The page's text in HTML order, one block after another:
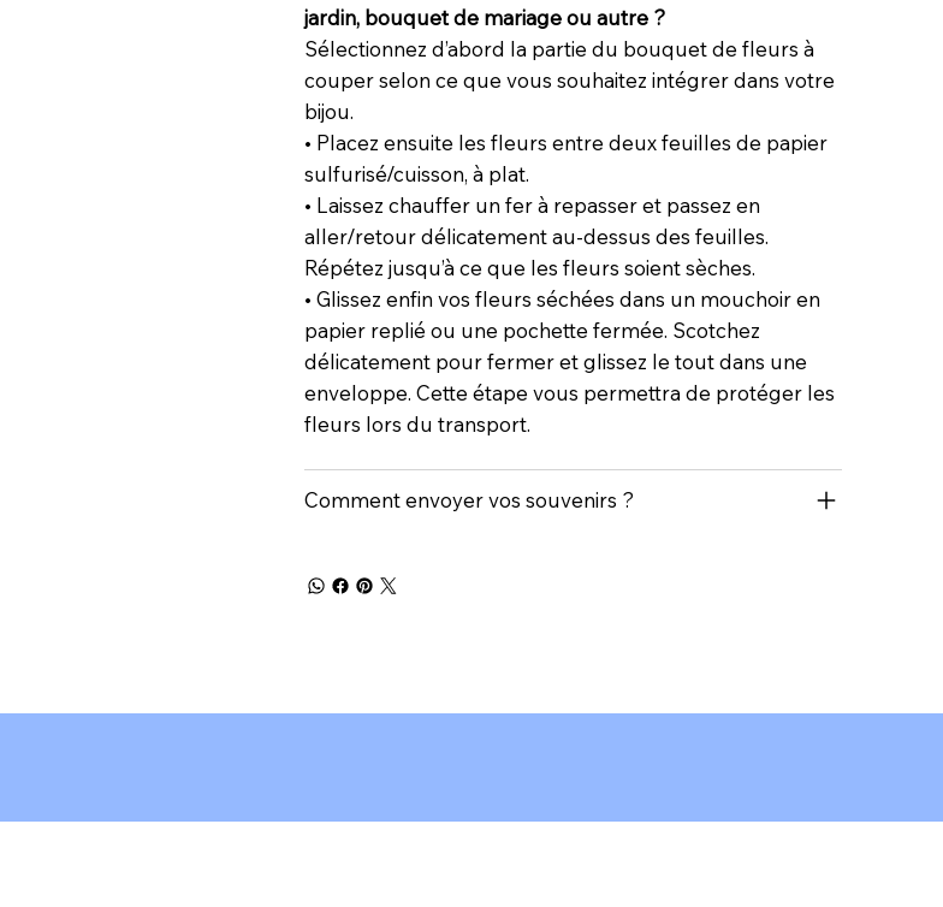
jardin, bouquet de mariage ou autre ?
Sélectionnez d’abord la partie du bouquet de fleurs à
couper selon ce que vous souhaitez intégrer dans votre
bijou.
• Placez ensuite les fleurs entre deux feuilles de papier
sulfurisé/cuisson, à plat.
• Laissez chauffer un fer à repasser et passez en
aller/retour délicatement au-dessus des feuilles.
Répétez jusqu’à ce que les fleurs soient sèches.
• Glissez enfin vos fleurs séchées dans un mouchoir en
papier replié ou une pochette fermée. Scotchez
délicatement pour fermer et glissez le tout dans une
enveloppe. Cette étape vous permettra de protéger les
fleurs lors du transport.
Comment envoyer vos souvenirs ?